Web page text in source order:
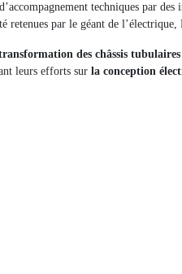
techniques par des
retenues par le géant de
des châssis
leurs efforts sur la conception